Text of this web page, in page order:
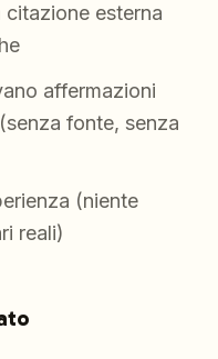
esterna
affermazioni
fonte, senza
(niente
reali)